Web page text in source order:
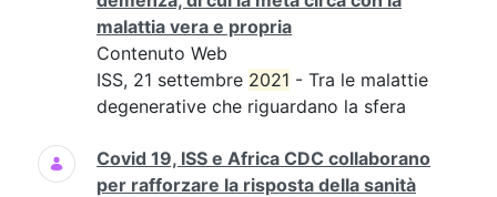
malattia vera e propria
Contenuto Web
ISS, 21 settembre 2021 - Tra le malattie
degenerative che riguardano la sfera
Covid 19, ISS e Africa CDC collaborano
per rafforzare la risposta della sanità